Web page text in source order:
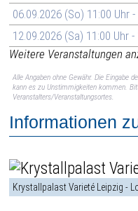
06.09.2026 (So) 11:00 Uhr
12.09.2026 (Sa) 11:00 Uhr -
Weitere Veranstaltungen
Alle Angaben ohne Gewähr. Die Eingabe
kann es zu Unstimmigkeiten kommen.
Veranstalters/Veranstaltungsortes.
Informationen
Krystallpalast Varieté Leipzig -